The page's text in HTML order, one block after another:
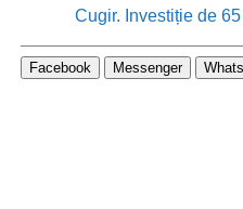
Cugir. Investiție de
Facebook Messenger